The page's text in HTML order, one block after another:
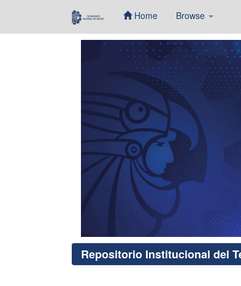
Home Browse
Repositorio Institucional del